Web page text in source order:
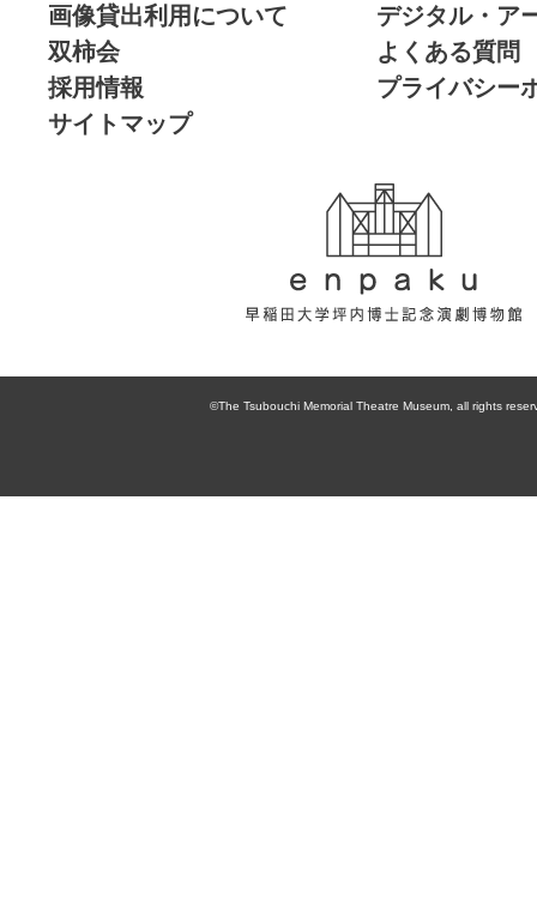
画像貸出利用について
デジタル・ア
双柿会
よくある質問
採用情報
プライバシー
サイトマップ
大学坪内博士記
念演劇博物館
©The Tsubouchi Memorial Theatre Museum, all rights